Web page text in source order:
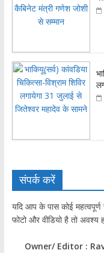
संपर्क करें
यदि आप के पास कोई
फोटो और वीडियो है तो अवश्य
Owner/ Editor :